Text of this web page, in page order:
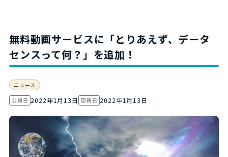
無料動画サービスに「とりあえず、データ
センスって何？」を追加！
ニュース
公開日 2022年1月13日 更新日 2022年1月13日